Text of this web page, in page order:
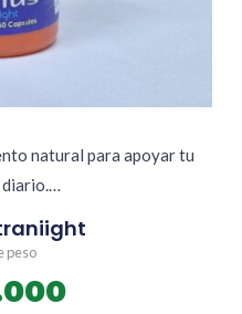
natural para apoyar tu
peso